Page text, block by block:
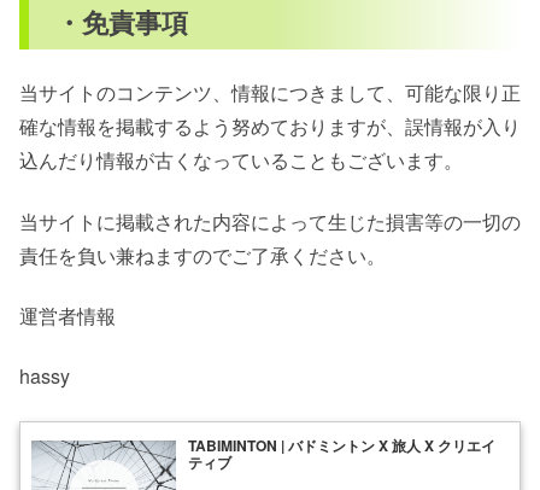
・免責事項
当サイトのコンテンツ、情報につきまして、可能な限り正
確な情報を掲載するよう努めておりますが、誤情報が入り
込んだり情報が古くなっていることもございます。
当サイトに掲載された内容によって生じた損害等の一切の
責任を負い兼ねますのでご了承ください。
運営者情報
hassy
TABIMINTON | バドミントン X 旅人 X クリエイ
ティブ